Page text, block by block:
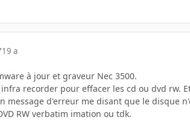
19 a
à jour et graveur Nec 3500.
recorder pour effacer les cd ou dvd rw.
message d'erreur me disant que le disque
RW verbatim imation ou tdk.